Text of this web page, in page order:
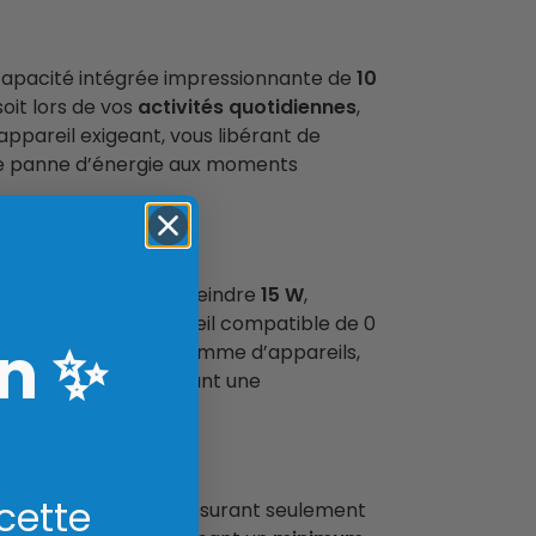
intégrée impressionnante de 10
lors de vos activités quotidiennes,
exigeant, vous libérant de
d’énergie aux moments
sans fil pouvant atteindre 15 W,
recharger un appareil compatible de 0
pour une vaste gamme d’appareils,
vous offrant une
son transport. Mesurant seulement
✨